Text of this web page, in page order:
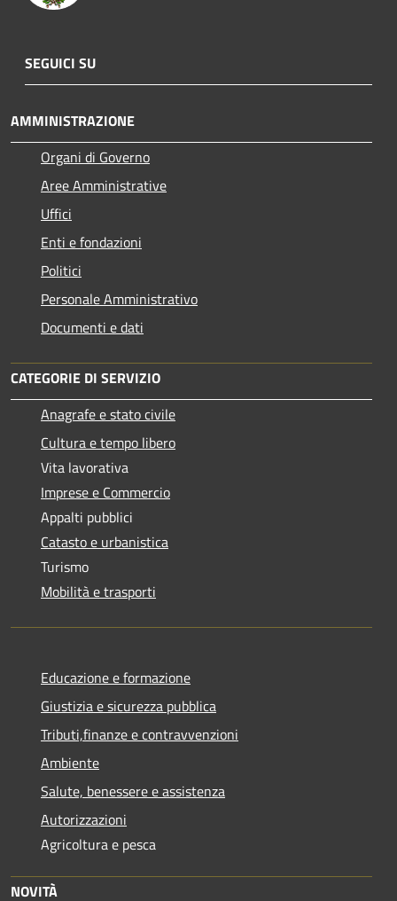
SEGUICI SU
AMMINISTRAZIONE
Organi di Governo
Aree Amministrative
Uffici
Enti e fondazioni
Politici
Personale Amministrativo
Documenti e dati
CATEGORIE DI SERVIZIO
Anagrafe e stato civile
Cultura e tempo libero
Vita lavorativa
Imprese e Commercio
Appalti pubblici
Catasto e urbanistica
Turismo
Mobilità e trasporti
Educazione e formazione
Giustizia e sicurezza pubblica
Tributi,finanze e contravvenzioni
Ambiente
Salute, benessere e assistenza
Autorizzazioni
Agricoltura e pesca
NOVITÀ